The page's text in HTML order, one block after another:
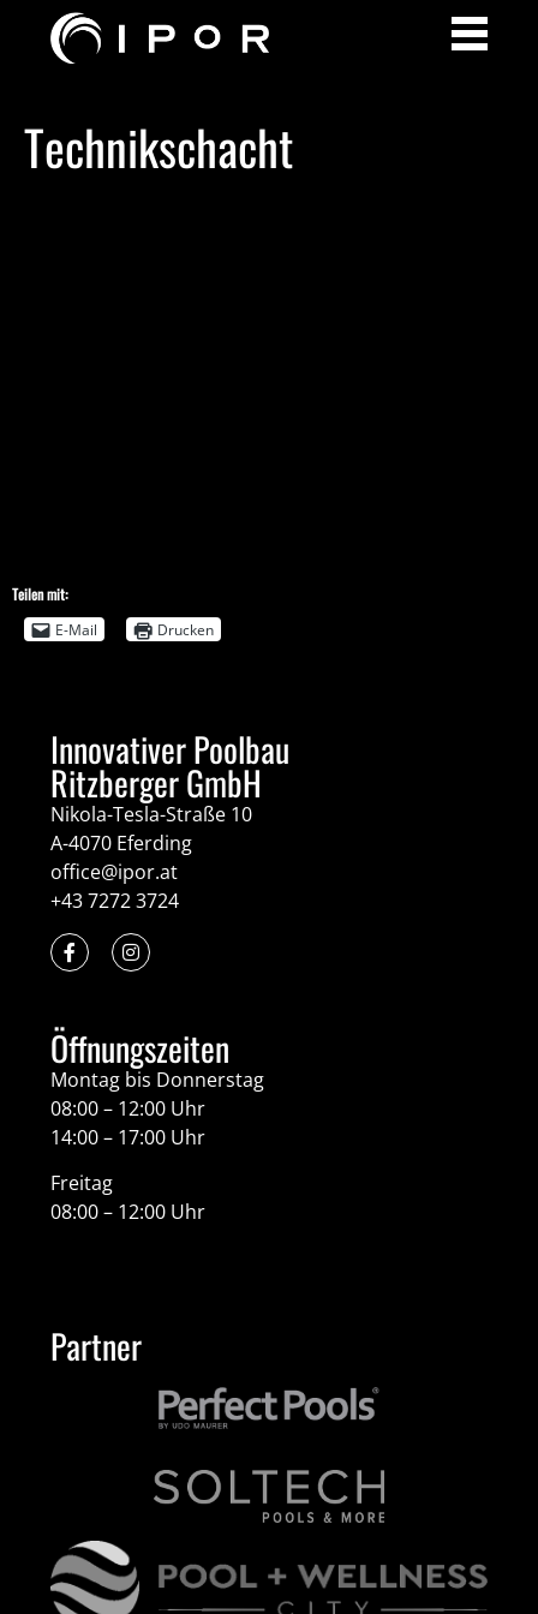
Technikschacht
Teilen mit:
E-Mail
Drucken
Innovativer Poolbau
Ritzberger GmbH
Nikola-Tesla-Straße 10
A-4070 Eferding
office@ipor.at
+43 7272 3724
Öffnungszeiten
Montag bis Donnerstag
08:00 – 12:00 Uhr
14:00 – 17:00 Uhr
Freitag
08:00 – 12:00 Uhr
Partner